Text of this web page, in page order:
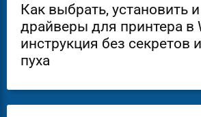
Как выбрать, установить
драйверы для принтера в
инструкция без секретов
пуха